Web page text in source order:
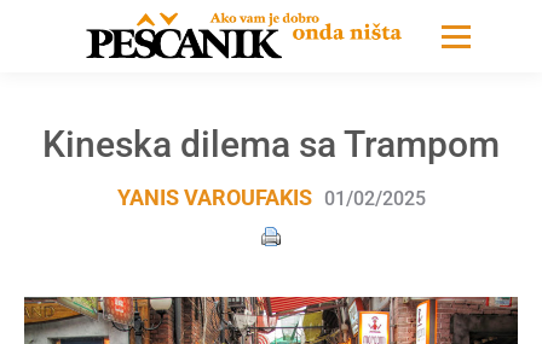
Kineska dilema sa Trampom
YANIS VAROUFAKIS 01/02/2025